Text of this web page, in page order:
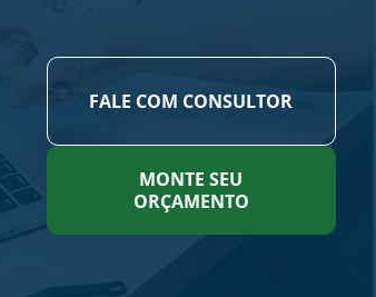
FALE COM CONSULTOR
MONTE SEU
ORÇAMENTO